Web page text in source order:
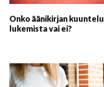
Onko äänikirjan kuuntelu
lukemista vai ei?